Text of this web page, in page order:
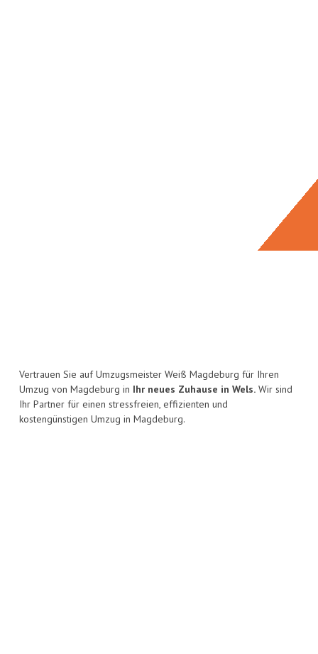
Vertrauen Sie auf Umzugsmeister Weiß Magdeburg für Ihren
Umzug von Magdeburg in Ihr neues Zuhause in Wels. Wir sind
Ihr Partner für einen stressfreien, effizienten und
kostengünstigen Umzug in Magdeburg.